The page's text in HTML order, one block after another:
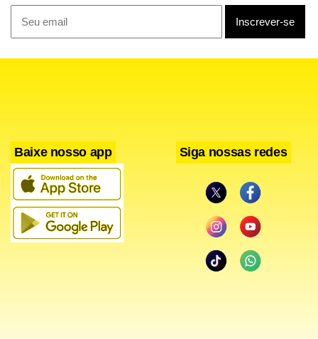
A manifestação do governo classifica a investigação
“Ao citar o caso Master, maior esquema de corrupção da
história do país, omitiu sua origem vinculada ao governo
de Jair Bolsonaro. Também esqueceu de mencionar seus
próprios vínculos com Daniel Vorcaro, para quem pediu
mais de R$ 130 milhões para, segundo ele alega, produzir
Baixe nosso app Siga nossas redes